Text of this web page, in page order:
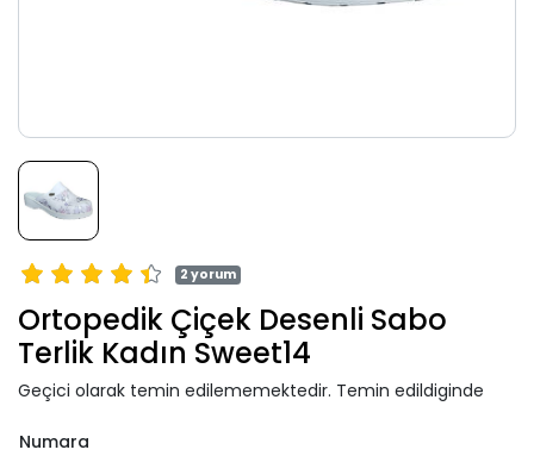
2 yorum
Ortopedik Çiçek Desenli Sabo
Terlik Kadın Sweet14
Geçici olarak temin edilememektedir. Temin edildiginde
Numara